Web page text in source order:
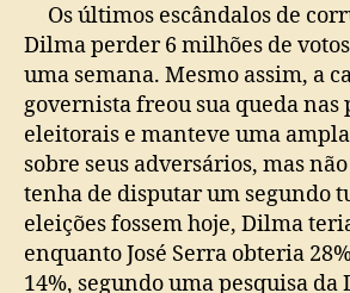
Os últimos escândalos de
Dilma perder 6 milhões de
uma semana. Mesmo assim, a
governista freou sua queda nas
eleitorais e manteve uma
sobre seus adversários, mas
tenha de disputar um segundo
eleições fossem hoje, Dilma
enquanto José Serra obteria
14%, segundo uma pesquisa da